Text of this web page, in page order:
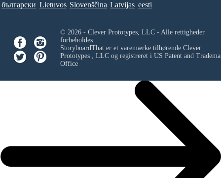
български Lietuvos Slovenščina Latvijas eesti
© 2026 - Clever Prototypes, LLC - Alle rettigheder
forbeholdes.
StoryboardThat er et varemærke tilhørende Clever
Prototypes , LLCog registreret i US Patent and
Office